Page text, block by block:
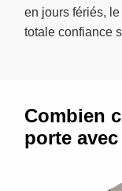
en jours fériés,
totale confiance
Combien
porte